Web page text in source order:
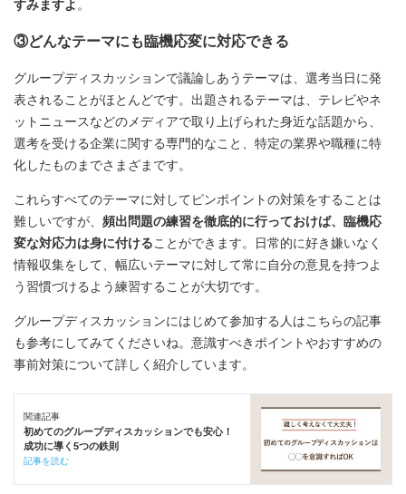
すみますよ 。
③どんなテーマにも臨機応変に対応できる
グループディスカッションで議論しあうテーマは、選考当日に発
表されることがほとんどです。出題されるテーマは、テレビやネ
ットニュースなどのメディアで取り上げられた身近な話題から、
選考を受ける企業に関する専門的なこと、特定の業界や職種に特
化したものまでさまざまです。
これらすべてのテーマに対してピンポイントの対策をすることは
難しいですが、 頻出問題の練習を徹底的に行っておけば、臨機応
変な対応力は身に付けることができます。日常的に好き嫌いなく
情報収集をして、幅広いテーマに対して常に自分の意見を持つよ
う習慣づけるよう練習することが大切です。
グループディスカッションにはじめて参加する人はこちらの記事
も参考にしてみてくださいね。意識すべきポイントやおすすめの
事前対策について詳しく紹介しています。
関連記事
初めてのグループディスカッションでも安心！
成功に導く5つの鉄則
記事を読む